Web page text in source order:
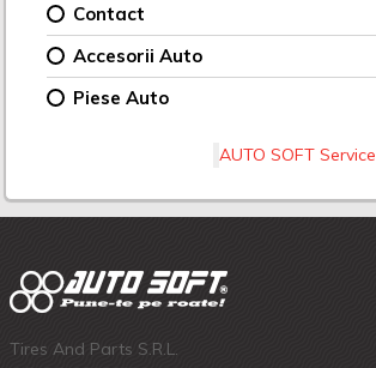
Contact
Accesorii Auto
Piese Auto
AUTO SOFT Service
Tires And Parts S.R.L.